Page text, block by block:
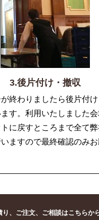
3.後片付け・撤収
終わりましたら後片付け
す。利用いたしました
に戻すところまで全て弊
ますので最終確認のみ
り、ご注文、ご相談はこちらから